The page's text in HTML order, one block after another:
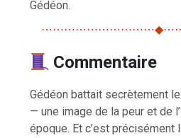
Gédéon.
Commentaire
Gédéon battait secrètement
— une image de la peur et de
époque. Et c’est précisément